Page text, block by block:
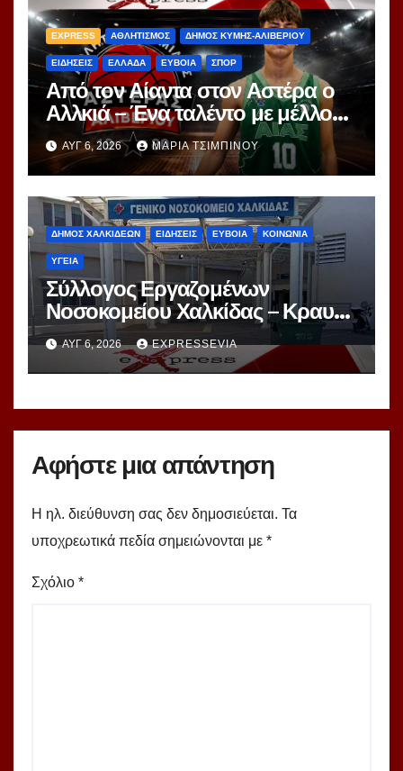
EXPRESS ΑΘΛΗΤΙΣΜΟΣ ΔΗΜΟΣ ΚΥΜΗΣ-ΑΛΙΒΕΡΙΟΥ
ΕΙΔΗΣΕΙΣ ΕΛΛΑΔΑ ΕΥΒΟΙΑ ΣΠΟΡ
Από τον Αίαντα στον Αστέρα ο
Αλλκιά – Ένα ταλέντο με μέλλον
στα χέρια του Αγγέλου
ΑΥΓ 6, 2026 ΜΑΡΊΑ ΤΣΙΜΠΙΝΟΎ
ΔΗΜΟΣ ΧΑΛΚΙΔΕΩΝ ΕΙΔΗΣΕΙΣ ΕΥΒΟΙΑ ΚΟΙΝΩΝΙΑ
ΥΓΕΙΑ
Σύλλογος Εργαζομένων
Νοσοκομείου Χαλκίδας – Κραυγή
Αγωνίας
ΑΥΓ 6, 2026 EXPRESSEVIA
Αφήστε μια απάντηση
Η ηλ. διεύθυνση σας δεν δημοσιεύεται. Τα
υποχρεωτικά πεδία σημειώνονται με *
Σχόλιο *